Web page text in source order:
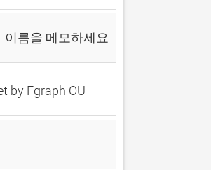
이름을 메모하세요
by Fgraph OU